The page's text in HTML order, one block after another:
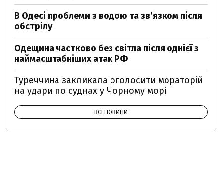
В Одесі проблеми з водою та звʼязком після
обстрілу
Одещина частково без світла після однієї з
наймасштабніших атак РФ
Туреччина закликала оголосити мораторій
на удари по суднах у Чорному морі
ВСІ НОВИНИ